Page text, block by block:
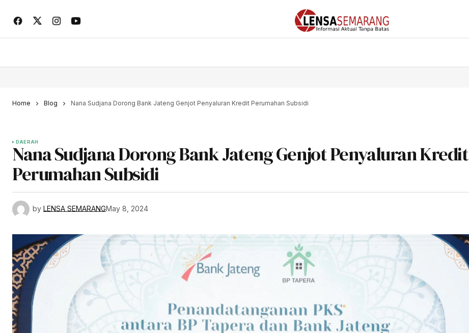
Home Blog Nana Sudjana Dorong Bank Jateng Genjot Penyaluran Kredit Perumahan Subsidi
DAERAH
Nana Sudjana Dorong Bank Jateng Genjot Penyaluran Kredit
Perumahan Subsidi
by LENSA SEMARANGMay 8, 2024